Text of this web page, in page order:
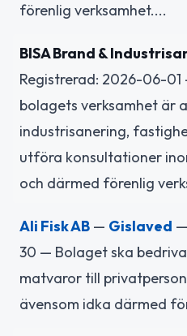
förenlig verksamhet....
BISA Brand &
Registrerad: 2026-06-
bolagets verksamhet är
industrisanering,
utföra konsultationer
och därmed förenlig
Ali Fisk AB — Gislaved
30 — Bolaget ska
matvaror till
ävensom idka därmed